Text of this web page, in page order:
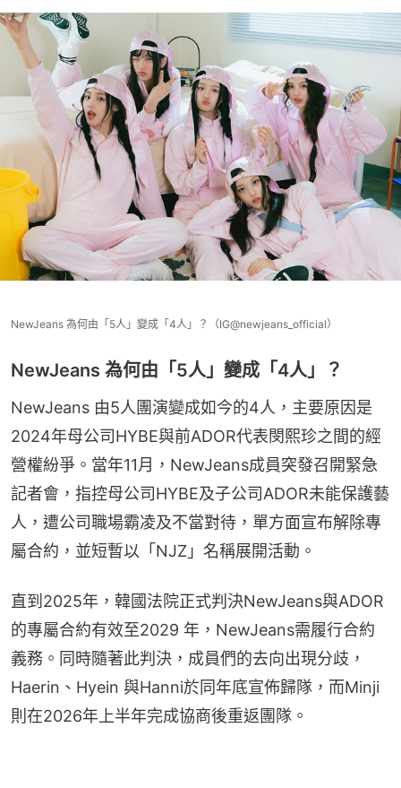
NewJeans 為何由「5人」變成「4人」？（IG@newjeans_official）
NewJeans 為何由「5人」變成「4人」？
NewJeans 由5人團演變成如今的4人，主要原因是
2024年母公司HYBE與前ADOR代表閔熙珍之間的經
營權紛爭。當年11月，NewJeans成員突發召開緊急
記者會，指控母公司HYBE及子公司ADOR未能保護藝
人，遭公司職場霸凌及不當對待，單方面宣布解除專
屬合約，並短暫以「NJZ」名稱展開活動。
直到2025年，韓國法院正式判決NewJeans與ADOR
的專屬合約有效至2029 年，NewJeans需履行合約
義務。同時隨著此判決，成員們的去向出現分歧，
Haerin、Hyein 與Hanni於同年底宣佈歸隊，而Minji
則在2026年上半年完成協商後重返團隊。